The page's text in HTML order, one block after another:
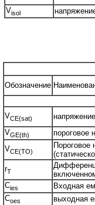
Visol
Обозначение
VCE(sat)
VGE(th) пороговое
VCE(TO)
Пороговое
rT
Cies Входная
Coes выходная